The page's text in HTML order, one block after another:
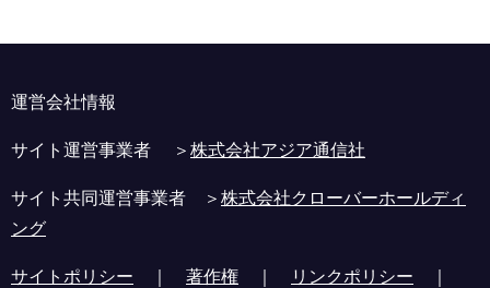
運営会社情報
サイト運営事業者 ＞株式会社アジア通信社
サイト共同運営事業者 ＞株式会社クローバーホールディ
ング
サイトポリシー ｜ 著作権 ｜ リンクポリシー ｜